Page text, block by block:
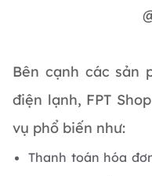
Bên cạnh các sản
điện lạnh, FPT
vụ phổ biến như:
Thanh toán hóa